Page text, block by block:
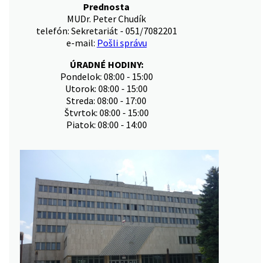
Prednosta
MUDr. Peter Chudík
telefón: Sekretariát - 051/7082201
e-mail: Pošli správu
ÚRADNÉ HODINY:
Pondelok: 08:00 - 15:00
Utorok: 08:00 - 15:00
Streda: 08:00 - 17:00
Štvrtok: 08:00 - 15:00
Piatok: 08:00 - 14:00